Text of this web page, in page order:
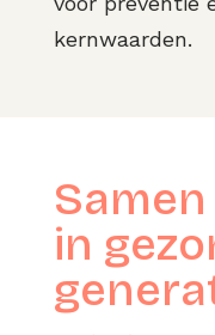
kernwaarden.
in